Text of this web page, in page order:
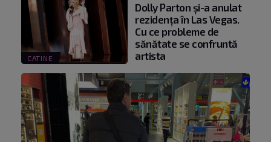
CATINE
Dolly Parton și-a anulat
rezidența în Las Vegas.
Cu ce probleme de
sănătate se confruntă
artista